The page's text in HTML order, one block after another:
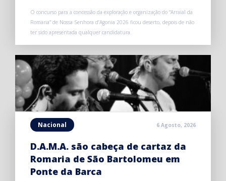
O concurso para a concessão da exploração e organização do “Arraial da
Romaria” de Nossa Senhora d’Agonia 2026 ficou deserto, depois de não
ter sido apresentada qualquer candidatura.
Nacional 6 Agosto, 2026
D.A.M.A. são cabeça de cartaz da
Romaria de São Bartolomeu em
Ponte da Barca